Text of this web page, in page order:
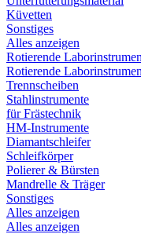
Küvetten
Sonstiges
Alles anzeigen
Rotierende
Rotierende
Trennscheiben
Stahlinstrumente
für Frästechnik
HM-Instrumente
Diamantschleifer
Schleifkörper
Polierer & Bürsten
Mandrelle & Träger
Sonstiges
Alles anzeigen
Alles anzeigen